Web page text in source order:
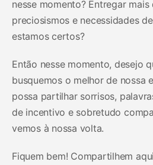
nesse momento? Entregar
preciosismos e necessidades
estamos certos?
Então nesse momento, desejo
busquemos o melhor de nossa
possa partilhar sorrisos,
de incentivo e sobretudo
vemos à nossa volta.
Fiquem bem! Compartilhem